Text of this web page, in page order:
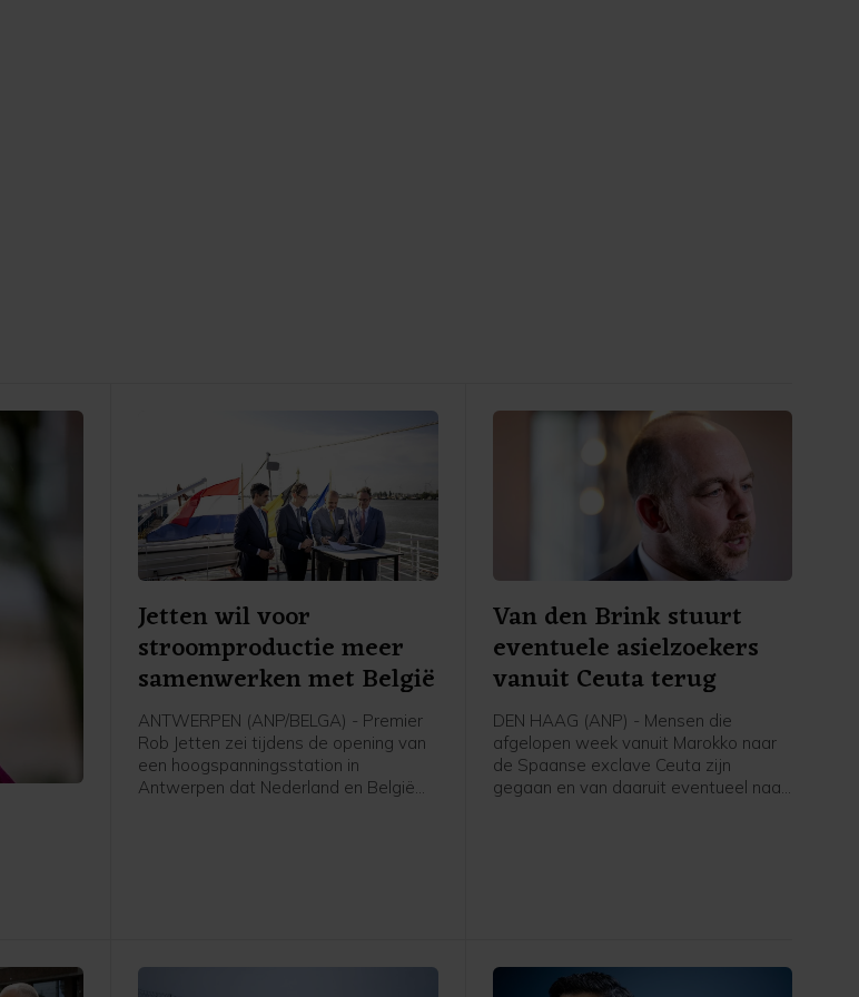
Jetten wil voor
stroomproductie meer
samenwerken met België
ANTWERPEN (ANP/BELGA) - Premier
Rob Jetten zei tijdens de opening van
een hoogspanningsstation in
Antwerpen dat Nederland en België
Van den Brink stuurt
eventuele asielzoekers
vanuit Ceuta terug
DEN HAAG (ANP) - Mensen die
afgelopen week vanuit Marokko naar
de Spaanse exclave Ceuta zijn
gegaan en van daaruit eventueel naar
ander land.